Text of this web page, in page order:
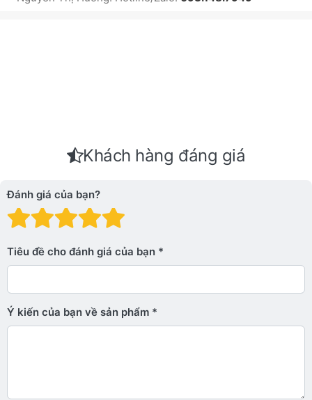
Khách hàng đáng giá
Đánh giá của bạn?
Đánh giá: 4 trên 5
Đánh giá: 3 trên 5 sao.
Đánh giá: 2 trên 5 sao.
Đánh giá: 1 trên 5 sao. Xấu
Tiêu đề cho đánh giá của bạn
Ý kiến ​​của bạn về sản phẩm